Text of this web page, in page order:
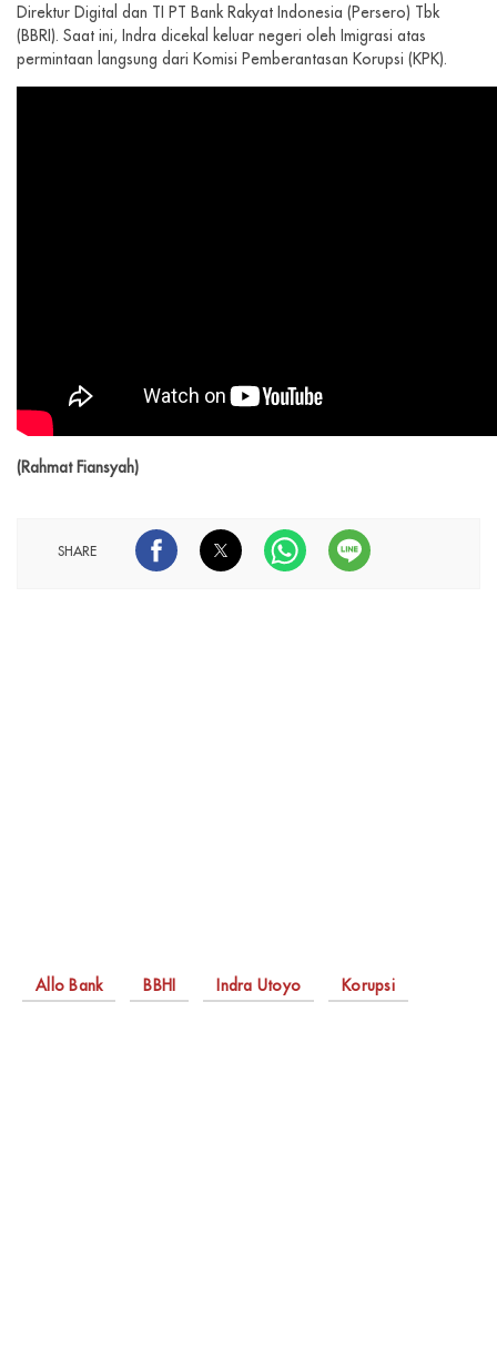
Direktur Digital dan TI PT Bank Rakyat Indonesia (Persero) Tbk
(BBRI). Saat ini, Indra dicekal keluar negeri oleh Imigrasi atas
permintaan langsung dari Komisi Pemberantasan Korupsi (KPK).
(Rahmat Fiansyah)
SHARE
Allo Bank BBHI Indra Utoyo Korupsi